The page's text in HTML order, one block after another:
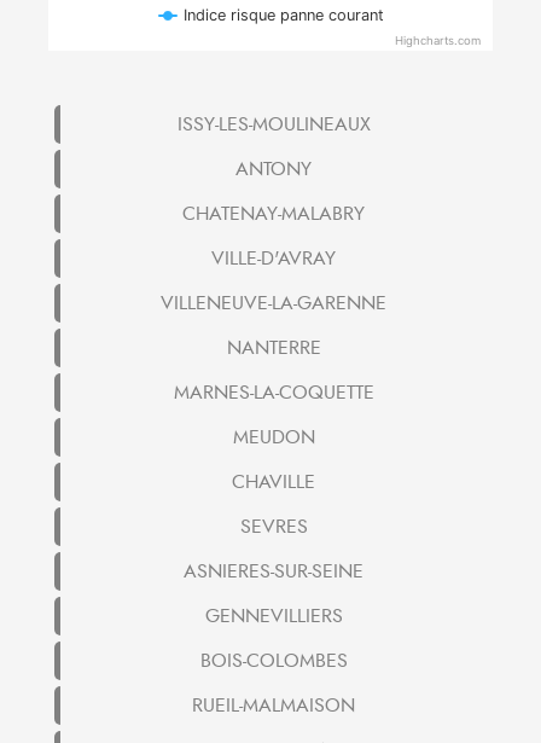
Indice risque panne courant
Highcharts.com
ISSY-LES-MOULINEAUX
ANTONY
CHATENAY-MALABRY
VILLE-D'AVRAY
VILLENEUVE-LA-GARENNE
NANTERRE
MARNES-LA-COQUETTE
MEUDON
CHAVILLE
SEVRES
ASNIERES-SUR-SEINE
GENNEVILLIERS
BOIS-COLOMBES
RUEIL-MALMAISON